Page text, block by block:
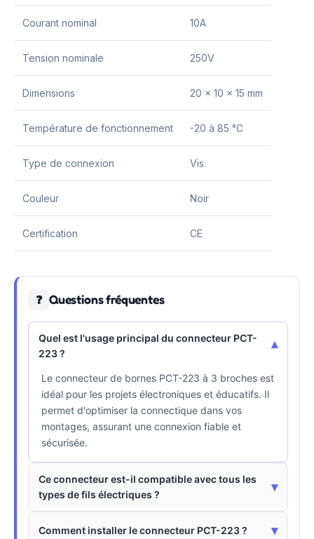
Courant nominal 10A
Tension nominale 250V
Dimensions 20 x 10 x 15 mm
Température de fonctionnement -20 à 85 °C
Type de connexion Vis
Couleur Noir
Certification CE
❓ Questions fréquentes
Quel est l'usage principal du connecteur PCT-
223 ?
▾
Le connecteur de bornes PCT-223 à 3 broches est
idéal pour les projets électroniques et éducatifs. Il
permet d'optimiser la connectique dans vos
montages, assurant une connexion fiable et
sécurisée.
Ce connecteur est-il compatible avec tous les
types de fils électriques ?
▾
Comment installer le connecteur PCT-223 ? ▾